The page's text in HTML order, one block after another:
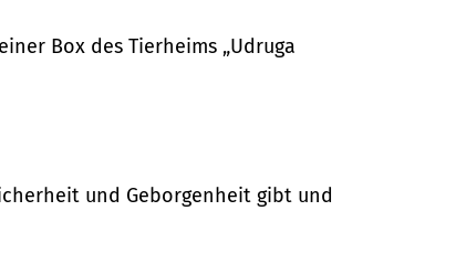
Box des Tierheims „Udruga
und Geborgenheit gibt und